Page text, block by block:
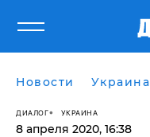
Новости Украина
ДИАЛОГ УКРАИНА
8 апреля 2020, 16:38